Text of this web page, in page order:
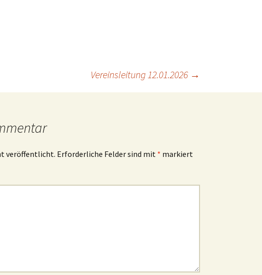
Vereinsleitung 12.01.2026 →
veröffentlicht. Erforderliche Felder sind mit * markiert